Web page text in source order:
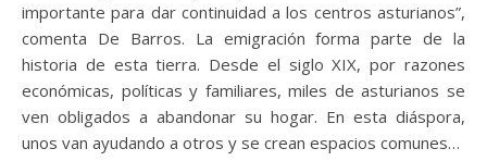
importante para dar continuidad a los centros asturianos”,
comenta De Barros. La emigración forma parte de la
historia de esta tierra. Desde el siglo XIX, por razones
económicas, políticas y familiares, miles de asturianos se
ven obligados a abandonar su hogar. En esta diáspora,
unos van ayudando a otros y se crean espacios comunes…